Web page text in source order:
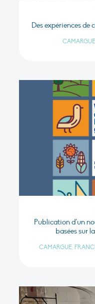
Des expériences de
Publication d’un
basées sur
CAMARGUE,